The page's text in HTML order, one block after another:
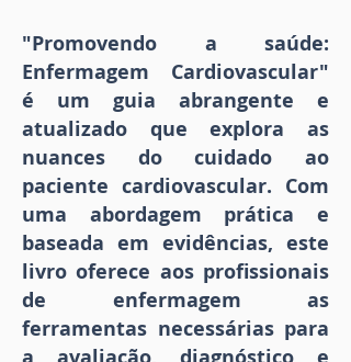
"Promovendo a saúde:
Enfermagem Cardiovascular"
é um guia abrangente e
atualizado que explora as
nuances do cuidado ao
paciente cardiovascular. Com
uma abordagem prática e
baseada em evidências, este
livro oferece aos profissionais
de enfermagem as
ferramentas necessárias para